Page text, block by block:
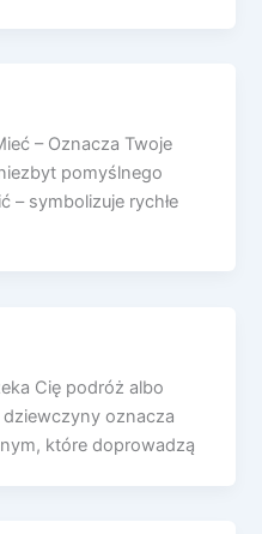
– Oznacza Twoje
pomyślnego
– symbolizuje rychłe
Cię podróż albo
dziewczyny oznacza
które doprowadzą